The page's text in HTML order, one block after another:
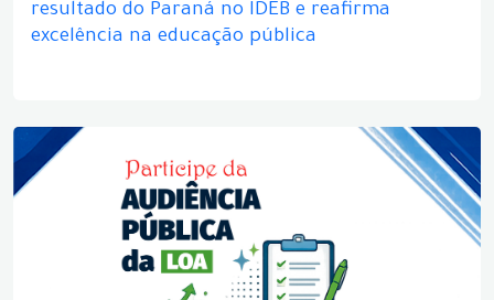
resultado do Paraná no IDEB e reafirma
excelência na educação pública